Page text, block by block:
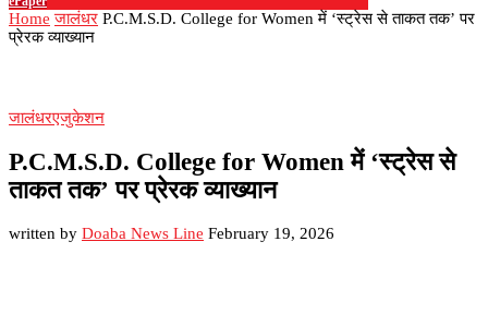
Home जालंधर P.C.M.S.D. College for Women में ‘स्ट्रेस से ताकत तक’ पर
प्रेरक व्याख्यान
जालंधरएजुकेशन
P.C.M.S.D. College for Women में ‘स्ट्रेस से
ताकत तक’ पर प्रेरक व्याख्यान
written by Doaba News Line February 19, 2026